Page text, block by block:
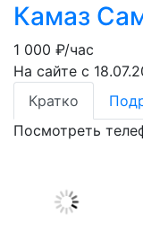
Камаз
1 000 ₽/час
На сайте с
Кратко
Посмотреть